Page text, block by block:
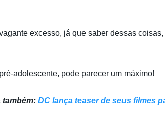
excesso, já que saber dessas
adolescente, pode parecer um máximo!
também: DC lança teaser de seus filmes